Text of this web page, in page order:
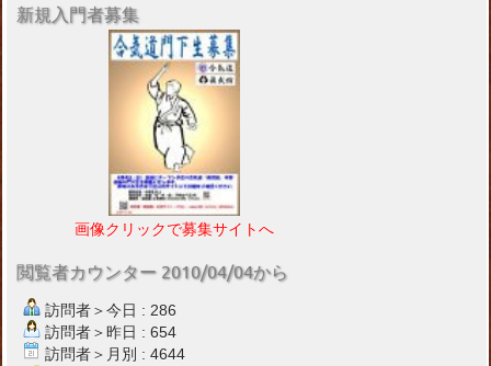
新規入門者募集
画像クリックで募集サイトへ
閲覧者カウンター 2010/04/04から
訪問者＞今日 : 286
訪問者＞昨日 : 654
訪問者＞月別 : 4644